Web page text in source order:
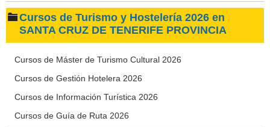
Cursos de Turismo y Hostelería 2026 en
SANTA CRUZ DE TENERIFE PROVINCIA
Cursos de Máster de Turismo Cultural 2026
Cursos de Gestión Hotelera 2026
Cursos de Información Turística 2026
Cursos de Guía de Ruta 2026